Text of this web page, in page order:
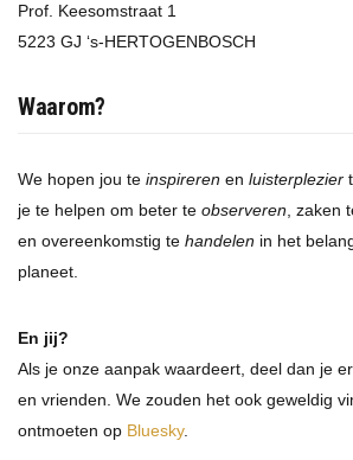
Prof. Keesomstraat 1
5223 GJ ‘s-HERTOGENBOSCH
Waarom?
We hopen jou te inspireren en luisterplezier
je te helpen om beter te observeren , zaken
en overeenkomstig te handelen in het
planeet.
En jij?
Als je onze aanpak waardeert, deel dan je
en vrienden. We zouden het ook geweldig
ontmoeten op Bluesky.